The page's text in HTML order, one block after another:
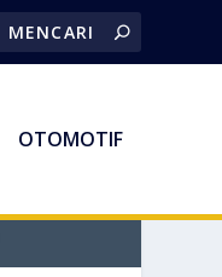
OTOMOTIF